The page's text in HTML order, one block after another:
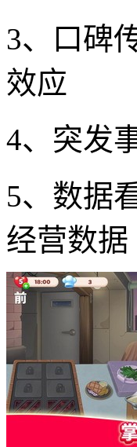
3、口碑
效应
4、突发
5、数据
经营数据